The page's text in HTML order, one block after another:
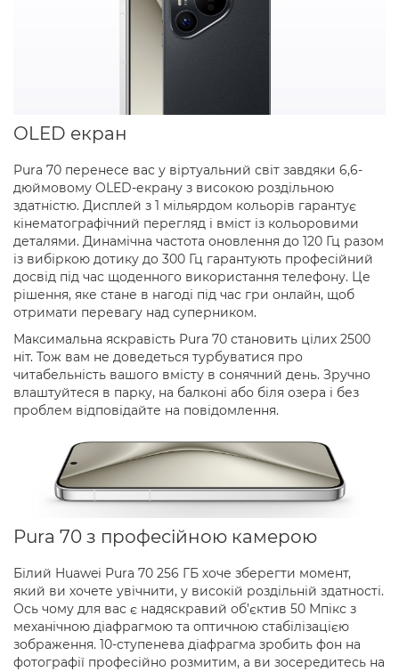
OLED екран
Pura 70 перенесе вас у віртуальний світ завдяки 6,6-
дюймовому OLED-екрану з високою роздільною
здатністю. Дисплей з 1 мільярдом кольорів гарантує
кінематографічний перегляд і вміст із кольоровими
деталями. Динамічна частота оновлення до 120 Гц разом
із вибіркою дотику до 300 Гц гарантують професійний
досвід під час щоденного використання телефону. Це
рішення, яке стане в нагоді під час гри онлайн, щоб
отримати перевагу над суперником.
Максимальна яскравість Pura 70 становить цілих 2500
ніт. Тож вам не доведеться турбуватися про
читабельність вашого вмісту в сонячний день. Зручно
влаштуйтеся в парку, на балконі або біля озера і без
проблем відповідайте на повідомлення.
Pura 70 з професійною камерою
Білий Huawei Pura 70 256 ГБ хоче зберегти момент,
який ви хочете увічнити, у високій роздільній здатності.
Ось чому для вас є надяскравий об’єктив 50 Мпікс з
механічною діафрагмою та оптичною стабілізацією
зображення. 10-ступенева діафрагма зробить фон на
фотографії професійно розмитим, а ви зосередитесь на